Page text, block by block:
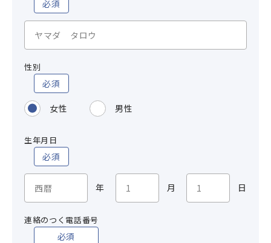
必須
性別
必須
女性 男性
生年月日
必須
年 月 日
連絡のつく電話番号
必須